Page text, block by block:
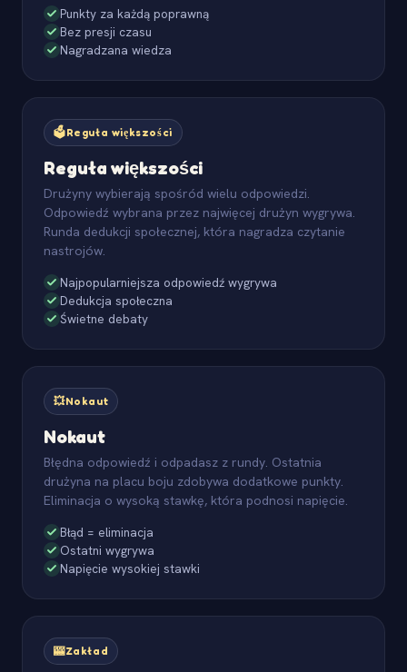
Punkty za każdą poprawną
Bez presji czasu
Nagradzana wiedza
🗳️Reguła większości
Reguła większości
Drużyny wybierają spośród wielu odpowiedzi.
Odpowiedź wybrana przez najwięcej drużyn wygrywa.
Runda dedukcji społecznej, która nagradza czytanie
nastrojów.
Najpopularniejsza odpowiedź wygrywa
Dedukcja społeczna
Świetne debaty
💥Nokaut
Nokaut
Błędna odpowiedź i odpadasz z rundy. Ostatnia
drużyna na placu boju zdobywa dodatkowe punkty.
Eliminacja o wysoką stawkę, która podnosi napięcie.
Błąd = eliminacja
Ostatni wygrywa
Napięcie wysokiej stawki
🎰Zakład